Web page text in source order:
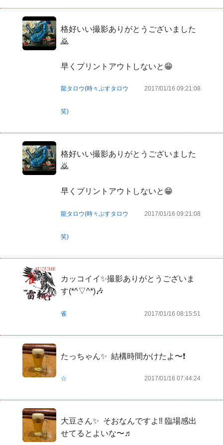
格好いい撮影ありがとうございました
🙇
早くプリントアウトしないと😁
龍タロウ(時々ぷすタロウ
笑)
2017/01/16 09:21:08
格好いい撮影ありがとうございました
🙇
早くプリントアウトしないと😁
龍タロウ(時々ぷすタロウ
笑)
2017/01/16 09:21:08
カッコイイ✨撮影ありがとうございま
す(*^▽^*)🎶
雀 2017/01/16 08:15:51
たっちゃん✨  結構時間かけたよ〜❗️
☆ 2017/01/16 07:44:24
大豆さん✨  そおなんですよ‼️ 臨場感出
せてるとよいな〜♬